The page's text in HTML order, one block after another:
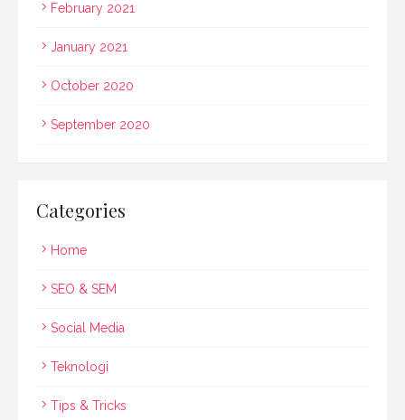
February 2021
January 2021
October 2020
September 2020
Categories
Home
SEO & SEM
Social Media
Teknologi
Tips & Tricks